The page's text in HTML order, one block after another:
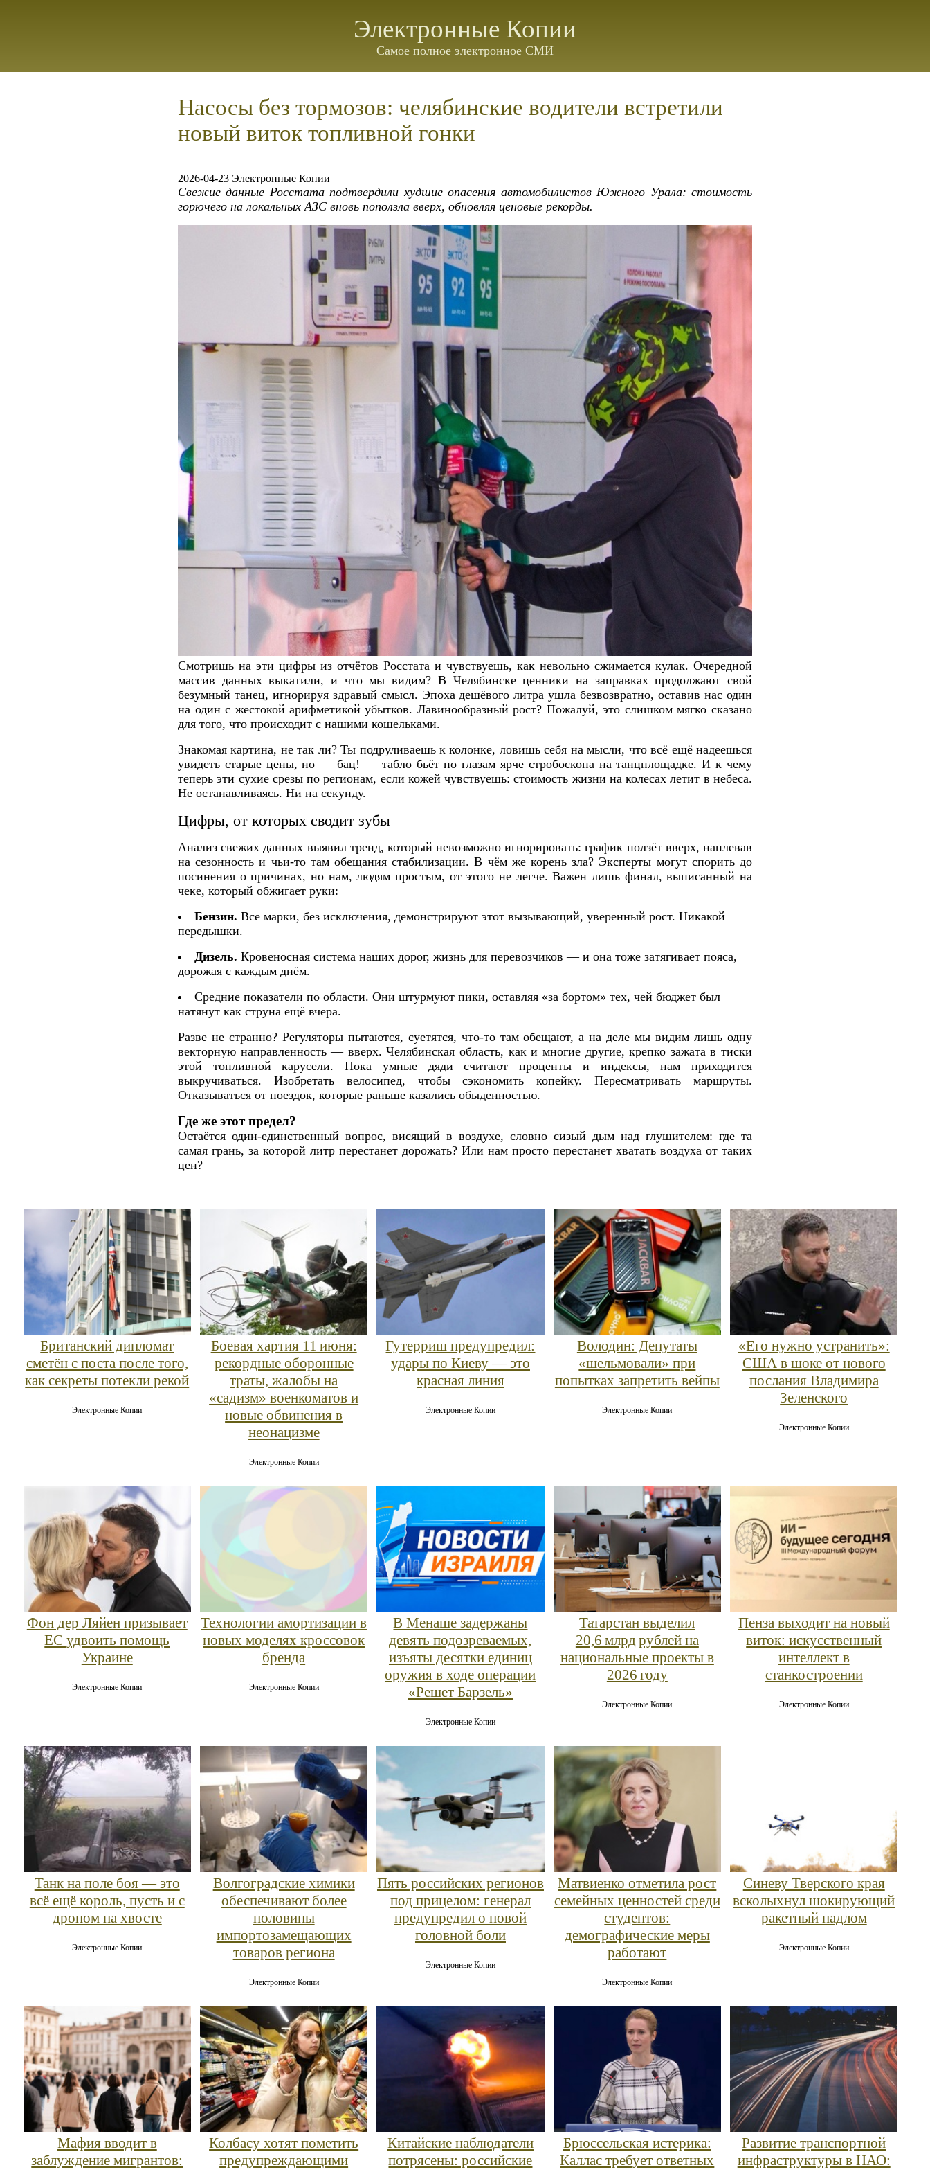
Электронные Копии
Самое полное электронное СМИ
Насосы без тормозов: челябинские водители встретили
новый виток топливной гонки
2026-04-23 Электронные Копии
Свежие данные Росстата подтвердили худшие опасения автомобилистов Южного Урала: стоимость
горючего на локальных АЗС вновь поползла вверх, обновляя ценовые рекорды.
Смотришь на эти цифры из отчётов Росстата и чувствуешь, как невольно сжимается кулак. Очередной
массив данных выкатили, и что мы видим? В Челябинске ценники на заправках продолжают свой
безумный танец, игнорируя здравый смысл. Эпоха дешёвого литра ушла безвозвратно, оставив нас один
на один с жестокой арифметикой убытков. Лавинообразный рост? Пожалуй, это слишком мягко сказано
для того, что происходит с нашими кошельками.
Знакомая картина, не так ли? Ты подруливаешь к колонке, ловишь себя на мысли, что всё ещё надеешься
увидеть старые цены, но — бац! — табло бьёт по глазам ярче стробоскопа на танцплощадке. И к чему
теперь эти сухие срезы по регионам, если кожей чувствуешь: стоимость жизни на колесах летит в небеса.
Не останавливаясь. Ни на секунду.
Цифры, от которых сводит зубы
Анализ свежих данных выявил тренд, который невозможно игнорировать: график ползёт вверх, наплевав
на сезонность и чьи-то там обещания стабилизации. В чём же корень зла? Эксперты могут спорить до
посинения о причинах, но нам, людям простым, от этого не легче. Важен лишь финал, выписанный на
чеке, который обжигает руки:
Бензин. Все марки, без исключения, демонстрируют этот вызывающий, уверенный рост. Никакой
передышки.
Дизель. Кровеносная система наших дорог, жизнь для перевозчиков — и она тоже затягивает пояса,
дорожая с каждым днём.
Средние показатели по области. Они штурмуют пики, оставляя «за бортом» тех, чей бюджет был
натянут как струна ещё вчера.
Разве не странно? Регуляторы пытаются, суетятся, что-то там обещают, а на деле мы видим лишь одну
векторную направленность — вверх. Челябинская область, как и многие другие, крепко зажата в тиски
этой топливной карусели. Пока умные дяди считают проценты и индексы, нам приходится
выкручиваться. Изобретать велосипед, чтобы сэкономить копейку. Пересматривать маршруты.
Отказываться от поездок, которые раньше казались обыденностью.
Где же этот предел?
Остаётся один-единственный вопрос, висящий в воздухе, словно сизый дым над глушителем: где та
самая грань, за которой литр перестанет дорожать? Или нам просто перестанет хватать воздуха от таких
цен?
Британский дипломат
сметён с поста после того,
как секреты потекли рекой
Электронные Копии
Боевая хартия 11 июня:
рекордные оборонные
траты, жалобы на
«садизм» военкоматов и
новые обвинения в
неонацизме
Электронные Копии
Гутерриш предупредил:
удары по Киеву — это
красная линия
Электронные Копии
Володин: Депутаты
«шельмовали» при
попытках запретить вейпы
Электронные Копии
«Его нужно устранить»:
США в шоке от нового
послания Владимира
Зеленского
Электронные Копии
Фон дер Ляйен призывает
ЕС удвоить помощь
Украине
Электронные Копии
Технологии амортизации в
новых моделях кроссовок
бренда
Электронные Копии
В Менаше задержаны
девять подозреваемых,
изъяты десятки единиц
оружия в ходе операции
«Решет Барзель»
Электронные Копии
Татарстан выделил
20,6 млрд рублей на
национальные проекты в
2026 году
Электронные Копии
Пенза выходит на новый
виток: искусственный
интеллект в
станкостроении
Электронные Копии
Танк на поле боя — это
всё ещё король, пусть и с
дроном на хвосте
Электронные Копии
Волгоградские химики
обеспечивают более
половины
импортозамещающих
товаров региона
Электронные Копии
Пять российских регионов
под прицелом: генерал
предупредил о новой
головной боли
Электронные Копии
Матвиенко отметила рост
семейных ценностей среди
студентов:
демографические меры
работают
Электронные Копии
Синеву Тверского края
всколыхнул шокирующий
ракетный надлом
Электронные Копии
Мафия вводит в
заблуждение мигрантов:
Колбасу хотят пометить
предупреждающими
Китайские наблюдатели
потрясены: российские
Брюссельская истерика:
Каллас требует ответных
Развитие транспортной
инфраструктуры в НАО: